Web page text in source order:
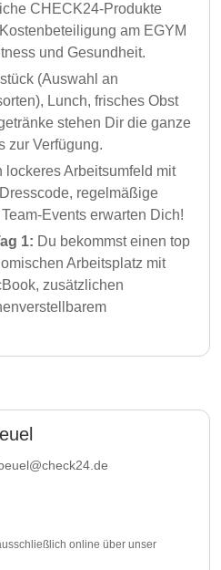
CHECK24-Produkte
am EGYM
und Gesundheit.
(Auswahl an
Lunch, frisches Obst
stehen Dir die ganze
zur Verfügung.
lockeres Arbeitsumfeld mit
regelmäßige
Events erwarten Dich!
1: Du bekommst einen top
Arbeitsplatz mit
zusätzlichen
online über unser